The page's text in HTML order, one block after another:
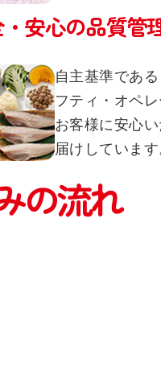
安心の品質管
自主基準であ
フティ・オペ
お客様に安心
届けしていま
の流れ